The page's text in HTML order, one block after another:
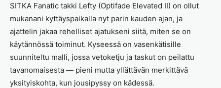
SITKA Fanatic takki Lefty (Optifade Elevated II) on ollut
mukanani kyttäyspaikalla nyt parin kauden ajan, ja
ajattelin jakaa rehelliset ajatukseni siitä, miten se on
käytännössä toiminut. Kyseessä on vasenkätisille
suunniteltu malli, jossa vetoketju ja taskut on peilattu
tavanomaisesta — pieni mutta yllättävän merkittävä
yksityiskohta, kun jousipyssy on kädessä.